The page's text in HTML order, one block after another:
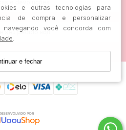
e outras tecnologias para
de compra e personalizar
você concorda com
.
e fechar
seu pedido aqui